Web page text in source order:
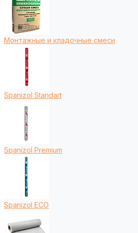
Монтажные и кладочные смеси
Spanizol Standart
Spanizol Premium
Spanizol ECO